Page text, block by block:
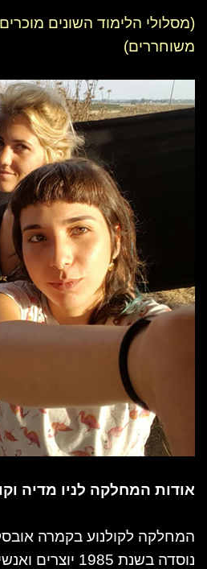
(מסלולי הלימוד השונים מוכרים
משוחררים)
אודות המחלקה לניו מדיה
המחלקה לקולנוע בקמרה
נוסדה בשנת 1985